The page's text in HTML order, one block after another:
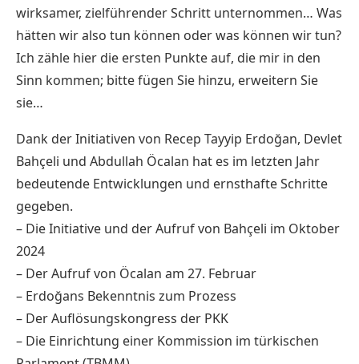
wirksamer, zielführender Schritt unternommen… Was
hätten wir also tun können oder was können wir tun?
Ich zähle hier die ersten Punkte auf, die mir in den
Sinn kommen; bitte fügen Sie hinzu, erweitern Sie
sie…
Dank der Initiativen von Recep Tayyip Erdoğan, Devlet
Bahçeli und Abdullah Öcalan hat es im letzten Jahr
bedeutende Entwicklungen und ernsthafte Schritte
gegeben.
– Die Initiative und der Aufruf von Bahçeli im Oktober
2024
– Der Aufruf von Öcalan am 27. Februar
– Erdoğans Bekenntnis zum Prozess
– Der Auflösungskongress der PKK
– Die Einrichtung einer Kommission im türkischen